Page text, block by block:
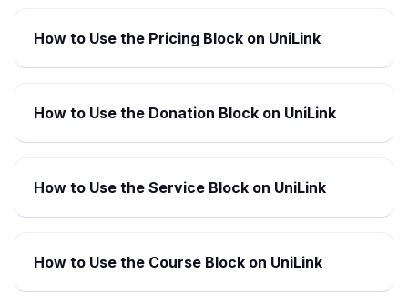
How to Use the Pricing Block on UniLink
How to Use the Donation Block on UniLink
How to Use the Service Block on UniLink
How to Use the Course Block on UniLink